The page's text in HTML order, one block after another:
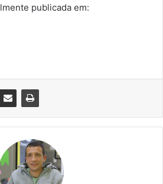
publicada em: